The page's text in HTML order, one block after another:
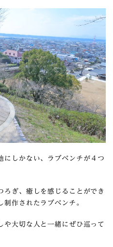
せんか？
にしかない、ラブベンチが４つ
ろぎ、癒しを感じることができ
制作されたラブベンチ。
や大切な人と一緒にぜひ巡って